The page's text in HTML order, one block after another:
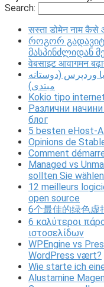
Search:
सस्ता डोमेन नाम कैसे
როგორ
მასპინძლიდან
वेबसाइट आवागमन
وردپرس (دوستانه
مبتدی)
Kokio tipo
Различни
блог
5 besten eHost-
Opinions de
Comment
Managed vs
sollten Sie
12 meilleurs
open source
6个最佳的绿色虚
6 καλύτεροι
ιστοσελίδων
WPEngine vs
WordPress vært?
Wie starte ich
Alustamine